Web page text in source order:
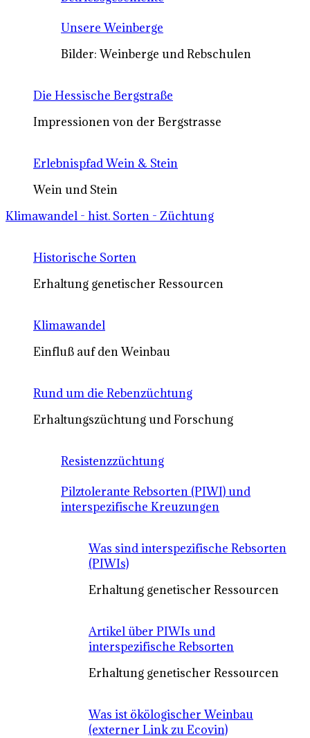
Unsere Weinberge
Bilder: Weinberge und Rebschulen
Die Hessische Bergstraße
Impressionen von der Bergstrasse
Erlebnispfad Wein & Stein
Wein und Stein
Klimawandel - hist. Sorten - Züchtung
Historische Sorten
Erhaltung genetischer Ressourcen
Klimawandel
Einfluß auf den Weinbau
Rund um die Rebenzüchtung
Erhaltungszüchtung und Forschung
Resistenzzüchtung
Pilztolerante Rebsorten (PIWI) und
interspezifische Kreuzungen
Was sind interspezifische Rebsorten
(PIWIs)
Erhaltung genetischer Ressourcen
Artikel über PIWIs und
interspezifische Rebsorten
Erhaltung genetischer Ressourcen
Was ist ökölogischer Weinbau
(externer Link zu Ecovin)